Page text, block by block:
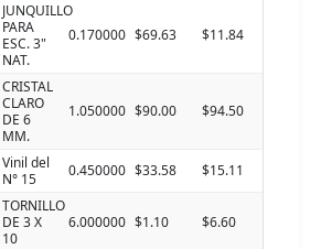
JUNQUILLO
PARA
ESC. 3"
NAT.
0.170000 $69.63 $11.84
CRISTAL
CLARO
DE 6
MM.
1.050000 $90.00 $94.50
Vinil del
N° 15
0.450000 $33.58 $15.11
TORNILLO
DE 3 X
10
6.000000 $1.10 $6.60